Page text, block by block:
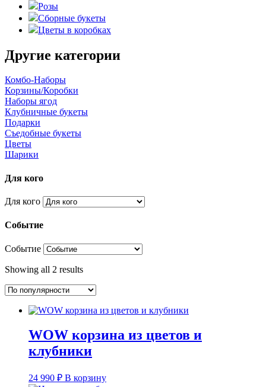
Розы
Сборные букеты
Цветы в коробках
Другие категории
Комбо-Наборы
Корзины/Коробки
Наборы ягод
Клубничные букеты
Подарки
Съедобные букеты
Цветы
Шарики
Для кого
Для кого
Событие
Событие
Showing all 2 results
WOW корзина из цветов и
клубники
24 990 ₽ В корзину